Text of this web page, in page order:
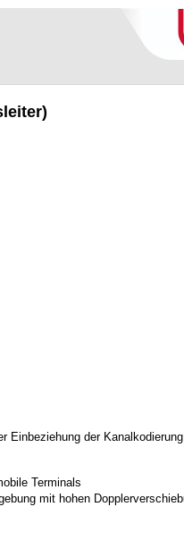
Einbeziehung der
Terminals
mit hohen